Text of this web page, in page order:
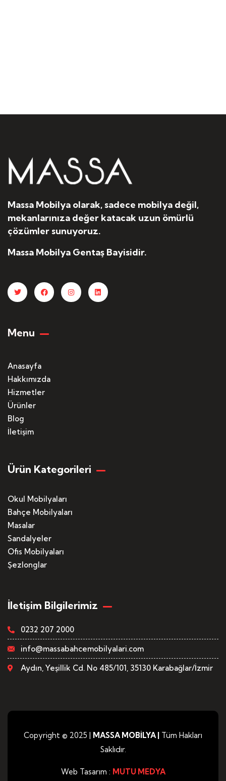
Massa Mobilya olarak, sadece mobilya değil,
mekanlarınıza değer katacak uzun ömürlü
çözümler sunuyoruz.
Massa Mobilya Gentaş Bayisidir.
Menu
Anasayfa
Hakkımızda
Hizmetler
Ürünler
Blog
İletişim
Ürün Kategorileri
Okul Mobilyaları
Bahçe Mobilyaları
Masalar
Sandalyeler
Ofis Mobilyaları
Şezlonglar
İletişim Bilgilerimiz
0232 207 2000
info@massabahcemobilyalari.com
Aydın, Yeşillik Cd. No 485/101, 35130 Karabağlar/İzmir
Copyright © 2025 | MASSA MOBİLYA Tüm Hakları
Saklıdır.
Web Tasarım : MUTU MEDYA